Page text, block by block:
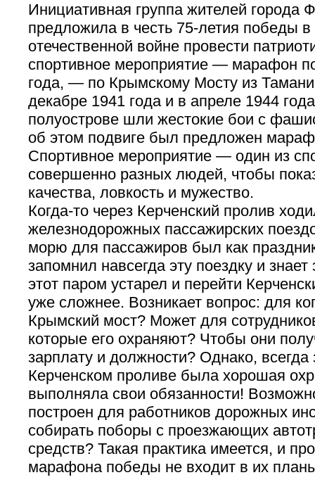
Инициативная группа жителей города
предложила в честь 75-летия победы
отечественной войне провести
спортивное мероприятие — марафон
года, — по Крымскому Мосту из
декабре 1941 года и в апреле 1944
полуострове шли жестокие бои с
об этом подвиге был предложен
Спортивное мероприятие — один из
совершенно разных людей, чтобы
качества, ловкость и мужество.
Когда-то через Керченский пролив
железнодорожных пассажирских
морю для пассажиров был как
запомнил навсегда эту поездку и
этот паром устарел и перейти
уже сложнее. Возникает вопрос: для
Крымский мост? Может для
которые его охраняют? Чтобы они
зарплату и должности? Однако, всегда
Керченском проливе была хорошая
выполняла свои обязанности!
построен для работников дорожных
собирать поборы с проезжающих
средств? Такая практика имеется, и
марафона победы не входит в их